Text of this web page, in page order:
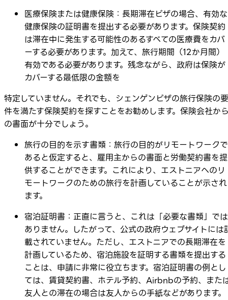
医療保険または健康保険：長期滞在ビザの場合、有効な
健康保険の証明書を提出する必要があります。保険契約
は滞在中に発生する可能性のあるすべての医療費をカバ
ーする必要があります。加えて、旅行期間（12か月間）
有効である必要があります。残念ながら、政府は保険が
カバーする最低限の金額を
特定していません。それでも、シェンゲンビザの旅行保険の要
件を満たす保険契約を探すことをお勧めします。保険会社か
の書面が十分でしょう。
旅行の目的を示す書類：旅行の目的がリモートワークで
あると仮定すると、雇用主からの書面と労働契約書を提
供することができます。これにより、エストニアへのリ
モートワークのための旅行を計画していることが示され
ます。
宿泊証明書：正直に言うと、これは「必要な書類」では
ありません。したがって、公式の政府ウェブサイトには
載されていません。ただし、エストニアでの長期滞在を
計画しているため、宿泊施設を証明する書類を提出する
ことは、申請に非常に役立ちます。宿泊証明書の例とし
ては、賃貸契約書、ホテル予約、Airbnbの予約、また
友人との滞在の場合は友人からの手紙などがあります。